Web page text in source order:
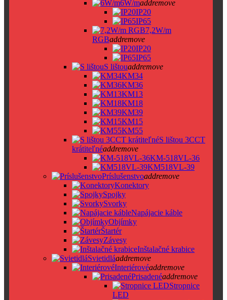
6W/maddremove
IP20
IP65
7,2W/m
RGBaddremove
IP20
IP65
S lištouaddremove
KM34
KM36
KM13
KM18
KM39
KM15
KM55
S lištou 3CCT
krátiteľnéaddremove
KM-518VL-36
KM518VL-39
Príslušenstvoaddremove
Konektory
Spojky
Svorky
Napájacie káble
Objímky
Štartér
Závesy
Inštalačné krabice
Svietidláaddremove
Interiérovéaddremove
Prisadenéaddremove
Stropnice
LED